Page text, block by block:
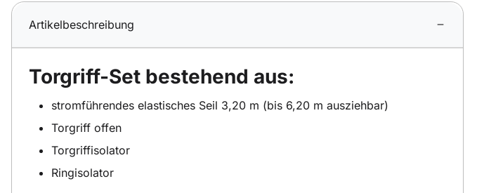
Artikelbeschreibung
Torgriff-Set bestehend aus:
stromführendes elastisches Seil 3,20 m (bis 6,20 m ausziehbar)
Torgriff offen
Torgriffisolator
Ringisolator